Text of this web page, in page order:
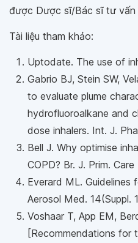
được Dược sĩ/Bác sĩ tư vấn
Tài liệu tham khảo:
Uptodate. The use of
Gabrio BJ, Stein SW,
to evaluate plume
hydrofluoroalkane and
dose inhalers. Int. J.
Bell J. Why optimise
COPD? Br. J. Prim.
Everard ML. Guidelines
Aerosol Med. 14(Suppl.
Voshaar T, App EM,
[Recommendations for